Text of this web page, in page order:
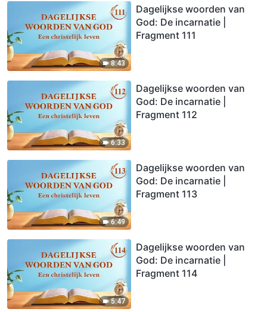
8:43
Dagelijkse woorden van
God: De incarnatie |
Fragment 111
6:33
Dagelijkse woorden van
God: De incarnatie |
Fragment 112
6:49
Dagelijkse woorden van
God: De incarnatie |
Fragment 113
5:47
Dagelijkse woorden van
God: De incarnatie |
Fragment 114